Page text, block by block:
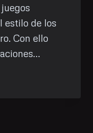
estilo de los
Con ello